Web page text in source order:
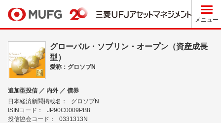
メニュー
グローバル・ソブリン・オープン（資産成長
型）
愛称：グロソブN
追加型投信 ／ 内外 ／ 債券
日本経済新聞掲載名：
グロソブN
ISINコード：
JP90C0009PB8
投信協会コード：
0331313N